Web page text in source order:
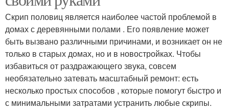
Скрип половиц является наиболее частой проблемой в
домах с деревянными полами . Его появление может
быть вызвано различными причинами, и возникает он не
только в старых домах, но и в новостройках. Чтобы
избавиться от раздражающего звука, совсем
необязательно затевать масштабный ремонт: есть
несколько простых способов , которые помогут быстро и
с минимальными затратами устранить любые скрипы.